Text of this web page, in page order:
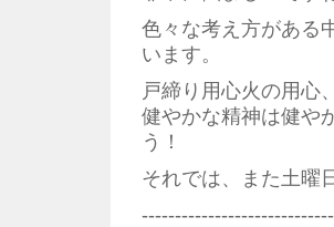
色々な考え方がある
います。
戸締り用心火の用心
健やかな精神は健や
う！
それでは、また土曜